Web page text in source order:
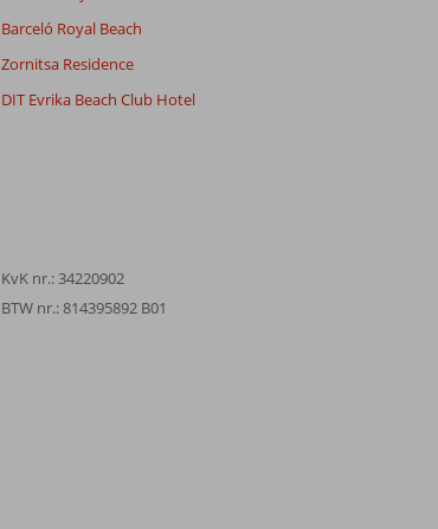
Barceló Royal Beach
Zornitsa Residence
DIT Evrika Beach Club Hotel
KvK nr.: 34220902
BTW nr.: 814395892 B01